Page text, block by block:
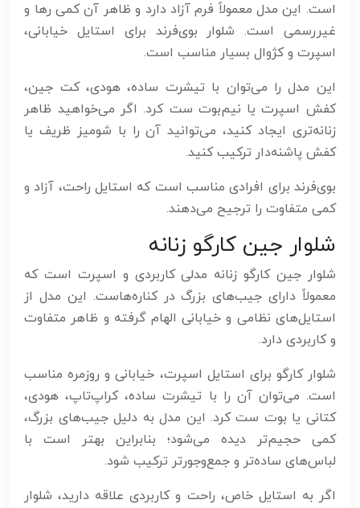
است. این مدل معمولاً فرم آزاد دارد و ظاهر آن کمی رها و
غیررسمی است. شلوار بوی‌فرند برای استایل خیابانی،
اسپرت و کژوال بسیار مناسب است.
این مدل را می‌توان با تیشرت ساده، هودی، کت جین،
کفش اسپرت یا نیم‌بوت ست کرد. اگر می‌خواهید ظاهر
زنانه‌تری ایجاد کنید، می‌توانید آن را با شومیز ظریف یا
کفش پاشنه‌دار ترکیب کنید.
بوی‌فرند برای افرادی مناسب است که استایل راحت، آزاد و
کمی متفاوت را ترجیح می‌دهند.
شلوار جین کارگو زنانه
شلوار جین کارگو زنانه مدلی کاربردی و اسپرت است که
معمولاً دارای جیب‌های بزرگ در کناره‌هاست. این مدل از
استایل‌های نظامی و خیابانی الهام گرفته و ظاهر متفاوت
و کاربردی دارد.
شلوار کارگو برای استایل اسپرت، خیابانی و روزمره مناسب
است. می‌توان آن را با تیشرت ساده، کراپ‌تاپ، هودی،
کتانی یا بوت ست کرد. این مدل به دلیل جیب‌های بزرگ،
کمی حجیم‌تر دیده می‌شود؛ بنابراین بهتر است با
لباس‌های ساده‌تر و جمع‌وجورتر ترکیب شود.
اگر به استایل خاص، راحت و کاربردی علاقه دارید، شلوار